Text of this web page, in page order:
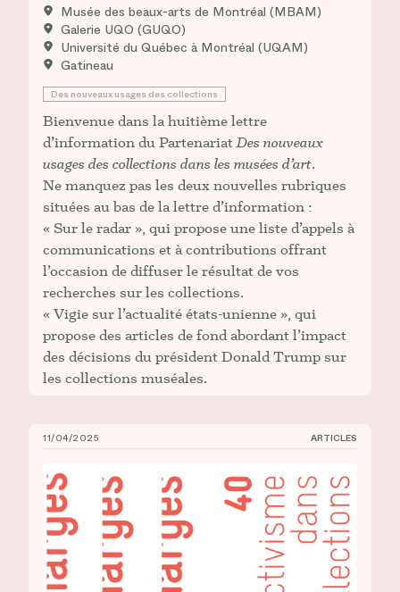
Musée des beaux-arts de Montréal (MBAM)
Galerie UQO (GUQO)
Université du Québec à Montréal (UQAM)
Gatineau
Des nouveaux usages des collections
Bienvenue dans la huitième lettre
d’information du PartenariatDes nouveaux
usages des collections dans les musées d’art.
Ne manquez pas les deux nouvelles rubriques
situées au bas de la lettre d’information :
« Sur le radar », qui propose une liste d’appels à
communications et à contributions offrant
l’occasion de diffuser le résultat de vos
recherches sur les collections.
« Vigie sur l’actualité états-unienne », qui
propose des articles de fond abordant l’impact
des décisions du président Donald Trump sur
les collections muséales.
Parution du numéro 40 de la revue _Marges_,
11/04/2025 ARTICLES